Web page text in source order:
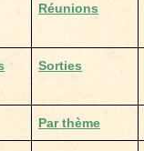
Réunions
Sorties
Par thème